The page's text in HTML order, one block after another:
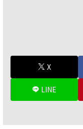
X
LINE